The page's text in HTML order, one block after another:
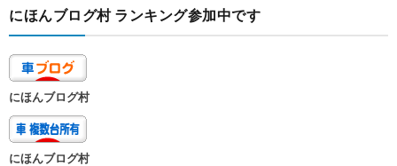
にほんブログ村 ランキング参加中です
にほんブログ村
にほんブログ村